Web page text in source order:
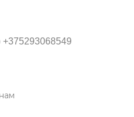
+375293068549